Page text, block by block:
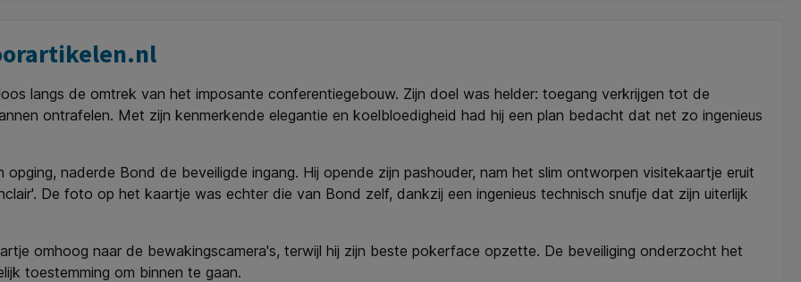
langs de omtrek van het imposante conferentiegebouw. Zijn doel was helder: toegang verkrijgen tot de
ontrafelen. Met zijn kenmerkende elegantie en koelbloedigheid had hij een plan bedacht dat net zo ingenieus
naderde Bond de beveiligde ingang. Hij opende zijn pashouder, nam het slim ontworpen visitekaartje eruit
De foto op het kaartje was echter die van Bond zelf, dankzij een ingenieus technisch snufje dat zijn uiterlijk
omhoog naar de bewakingscamera's, terwijl hij zijn beste pokerface opzette. De beveiliging onderzocht het
toestemming om binnen te gaan.